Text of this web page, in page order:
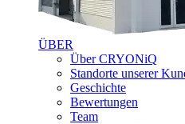
ÜBER
Über CRYONiQ
Standorte unserer
Geschichte
Bewertungen
Team